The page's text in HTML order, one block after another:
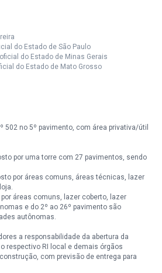
do Estado de São Paulo
do Estado de Minas Gerais
do Estado de Mato Grosso
502 no 5º pavimento, com área privativa/útil
por uma torre com 27 pavimentos, sendo
por áreas comuns, áreas técnicas, lazer
áreas comuns, lazer coberto, lazer
e do 2º ao 26º pavimento são
autônomas.
a responsabilidade da abertura da
respectivo RI local e demais órgãos
com previsão de entrega para